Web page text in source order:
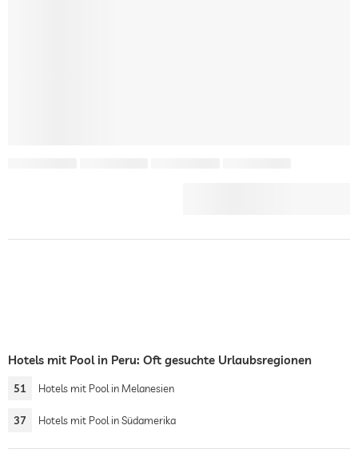
Hotels mit Pool in Peru: Oft gesuchte Urlaubsregionen
51 Hotels mit Pool in Melanesien
37 Hotels mit Pool in Südamerika